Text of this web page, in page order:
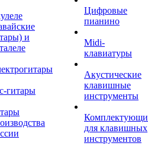
и
гитары
Цифровые
пианино
Midi-
клавиатуры
Акустические
клавишные
инструменты
для клавишных
инструментов